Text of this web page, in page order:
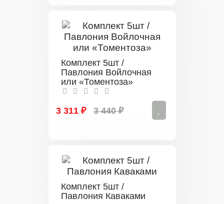
Комплект 5шт /
Павлония Войлочная
или «Томентоза»
3 311 ₽ 3 440 ₽
Комплект 5шт /
Павлония Каваками